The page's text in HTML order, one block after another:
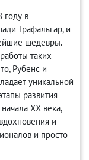
году в
Трафальгар, и
шедевры.
таких
Рубенс и
уникальной
развития
XX века,
и
и просто